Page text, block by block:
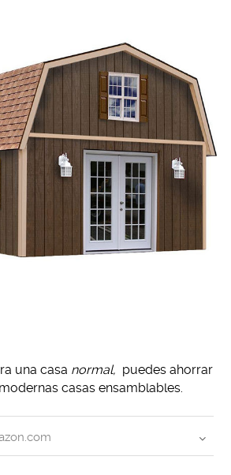
una casa normal, puedes ahorrar
casas ensamblables.